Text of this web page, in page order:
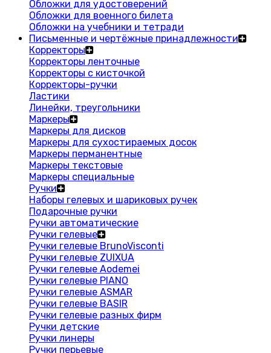
Обложки для удостоверений
Обложки для военного билета
Обложки на учебники и тетради
Письменные и чертёжные принадлежности
Корректоры
Корректоры ленточные
Корректоры с кисточкой
Корректоры-ручки
Ластики
Линейки, треугольники
Маркеры
Маркеры для дисков
Маркеры для сухостираемых досок
Маркеры перманентные
Маркеры текстовые
Маркеры специальные
Ручки
Наборы гелевых и шариковых ручек
Подарочные ручки
Ручки автоматические
Ручки гелевые
Ручки гелевые BrunoVisconti
Ручки гелевые ZUIXUA
Ручки гелевые Aodemei
Ручки гелевые PIANO
Ручки гелевые ASMAR
Ручки гелевые BASIR
Ручки гелевые разных фирм
Ручки детские
Ручки линеры
Ручки перьевые